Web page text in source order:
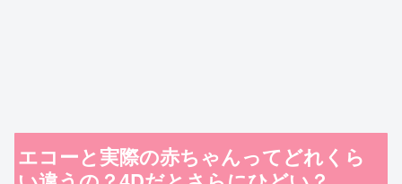
エコーと実際の赤ちゃんってどれくら